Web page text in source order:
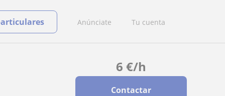
Anúnciate Tu cuenta
6 €/h
Contactar